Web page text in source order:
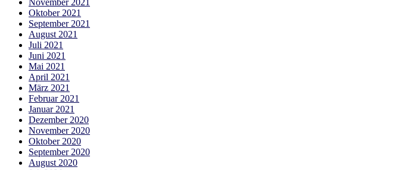
November 2021
Oktober 2021
September 2021
August 2021
Juli 2021
Juni 2021
Mai 2021
April 2021
März 2021
Februar 2021
Januar 2021
Dezember 2020
November 2020
Oktober 2020
September 2020
August 2020